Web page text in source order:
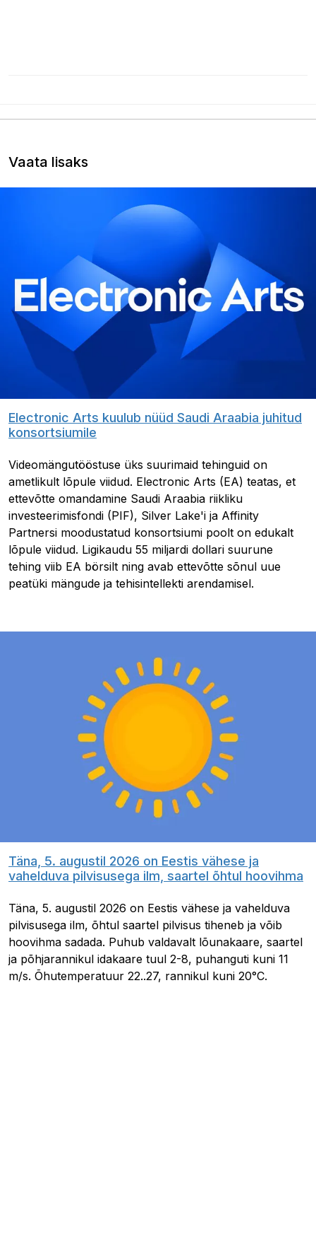
Vaata lisaks
Electronic Arts kuulub nüüd Saudi Araabia juhitud
konsortsiumile
Videomängutööstuse üks suurimaid tehinguid on
ametlikult lõpule viidud. Electronic Arts (EA) teatas, et
ettevõtte omandamine Saudi Araabia riikliku
investeerimisfondi (PIF), Silver Lake'i ja Affinity
Partnersi moodustatud konsortsiumi poolt on edukalt
lõpule viidud. Ligikaudu 55 miljardi dollari suurune
tehing viib EA börsilt ning avab ettevõtte sõnul uue
peatüki mängude ja tehisintellekti arendamisel.
Täna, 5. augustil 2026 on Eestis vähese ja
vahelduva pilvisusega ilm, saartel õhtul hoovihma
Täna, 5. augustil 2026 on Eestis vähese ja vahelduva
pilvisusega ilm, õhtul saartel pilvisus tiheneb ja võib
hoovihma sadada. Puhub valdavalt lõunakaare, saartel
ja põhjarannikul idakaare tuul 2-8, puhanguti kuni 11
m/s. Õhutemperatuur 22..27, rannikul kuni 20°C.